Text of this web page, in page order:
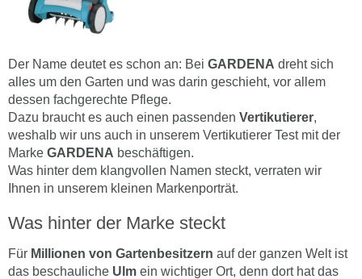
Der Name deutet es schon an: Bei GARDENA dreht sich
alles um den Garten und was darin geschieht, vor allem
dessen fachgerechte Pflege.
Dazu braucht es auch einen passenden Vertikutierer,
weshalb wir uns auch in unserem Vertikutierer Test mit der
Marke GARDENA beschäftigen.
Was hinter dem klangvollen Namen steckt, verraten wir
Ihnen in unserem kleinen Markenporträt.
Was hinter der Marke steckt
Für Millionen von Gartenbesitzern auf der ganzen Welt ist
das beschauliche Ulm ein wichtiger Ort, denn dort hat das